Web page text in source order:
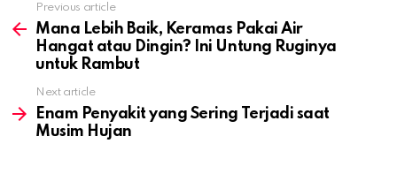
more
Previous article
Mana Lebih Baik, Keramas Pakai Air
Hangat atau Dingin? Ini Untung Ruginya
untuk Rambut
Next article
Enam Penyakit yang Sering Terjadi saat
Musim Hujan